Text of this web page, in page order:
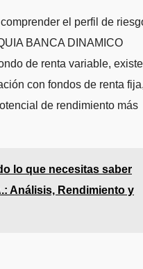
el perfil de
BANCA DINAMICO
de renta variable, existe
con fondos de renta
de rendimiento más
lo que necesitas saber
Análisis, Rendimiento y